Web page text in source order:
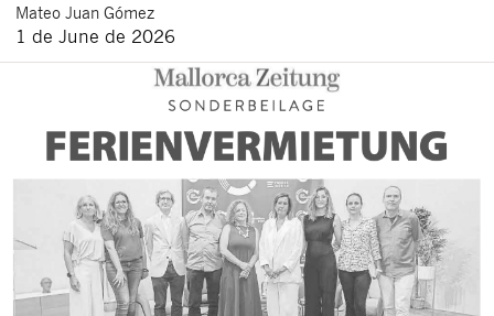
Mateo Juan Gómez
1 de June de 2026